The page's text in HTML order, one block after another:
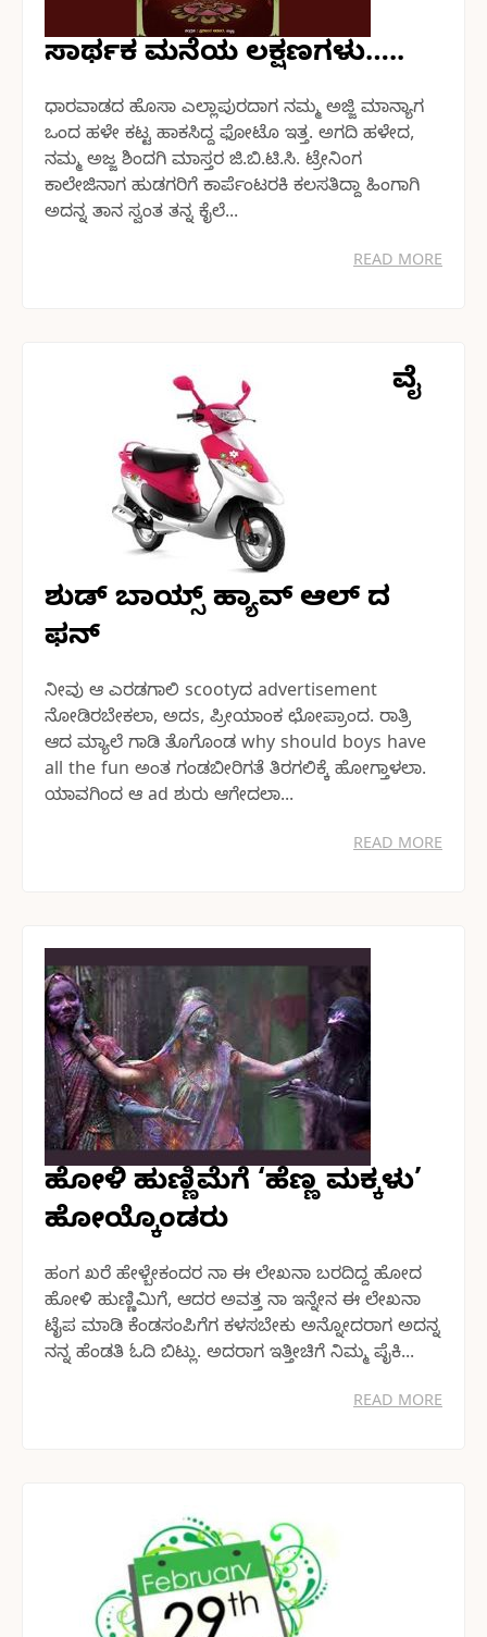
ಸಾರ್ಥಕ ಮನೆಯ ಲಕ್ಷಣಗಳು…..
ಧಾರವಾಡದ ಹೊಸಾ ಎಲ್ಲಾಪುರದಾಗ ನಮ್ಮ ಅಜ್ಜಿ ಮಾನ್ಯಾಗ
ಒಂದ ಹಳೇ ಕಟ್ಟ ಹಾಕಸಿದ್ದ ಫೋಟೊ ಇತ್ತ. ಅಗದಿ ಹಳೇದ,
ನಮ್ಮ ಅಜ್ಜ ಶಿಂದಗಿ ಮಾಸ್ತರ ಜಿ.ಬಿ.ಟಿ.ಸಿ. ಟ್ರೇನಿಂಗ
ಕಾಲೇಜಿನಾಗ ಹುಡಗರಿಗೆ ಕಾರ್ಪೆಂಟರಕಿ ಕಲಸತಿದ್ದಾ ಹಿಂಗಾಗಿ
ಅದನ್ನ ತಾನ ಸ್ವಂತ ತನ್ನ ಕೈಲೆ...
READ MORE
ವೈ
ಶುಡ್ ಬಾಯ್ಸ್ ಹ್ಯಾವ್ ಆಲ್ ದ
ಫನ್
ನೀವು ಆ ಎರಡಗಾಲಿ scootyದ advertisement
ನೋಡಿರಬೇಕಲಾ, ಅದs, ಪ್ರೀಯಾಂಕ ಛೋಪ್ರಾಂದ. ರಾತ್ರಿ
ಆದ ಮ್ಯಾಲೆ ಗಾಡಿ ತೊಗೊಂಡ why should boys have
all the fun ಅಂತ ಗಂಡಬೀರಿಗತೆ ತಿರಗಲಿಕ್ಕೆ ಹೋಗ್ತಾಳಲಾ.
ಯಾವಗಿಂದ ಆ ad ಶುರು ಆಗೇದಲಾ...
READ MORE
ಹೋಳಿ ಹುಣ್ಣಿಮೆಗೆ ‘ಹೆಣ್ಣ ಮಕ್ಕಳು’
ಹೋಯ್ಕೊಂಡರು
ಹಂಗ ಖರೆ ಹೇಳ್ಬೇಕಂದರ ನಾ ಈ ಲೇಖನಾ ಬರದಿದ್ದ ಹೋದ
ಹೋಳಿ ಹುಣ್ಣಿಮಿಗೆ, ಆದರ ಅವತ್ತ ನಾ ಇನ್ನೇನ ಈ ಲೇಖನಾ
ಟೈಪ ಮಾಡಿ ಕೆಂಡಸಂಪಿಗೆಗ ಕಳಸಬೇಕು ಅನ್ನೋದರಾಗ ಅದನ್ನ
ನನ್ನ ಹೆಂಡತಿ ಓದಿ ಬಿಟ್ಲು. ಅದರಾಗ ಇತ್ತೀಚಿಗೆ ನಿಮ್ಮ ಪೈಕಿ...
READ MORE